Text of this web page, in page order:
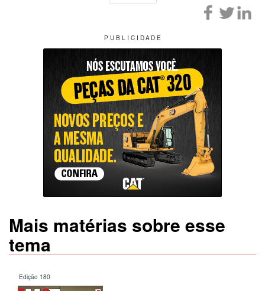
P U B L I C I D A D E
Mais matérias sobre esse
tema
Edição 180